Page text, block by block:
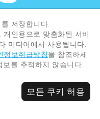
/
City .
저장합니다.
인용으로 맞춤화된 서비
미디어에서 사용됩니다.
정보취급방침을 참조하세
를 추적하지 않습니다.
모든 쿠키 허용